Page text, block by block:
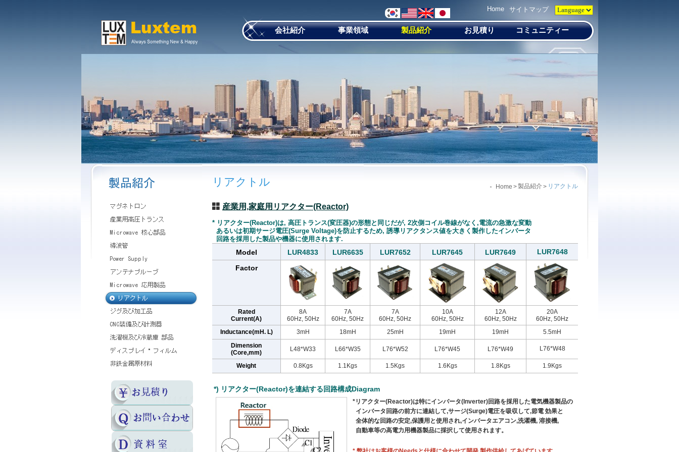
Home サイトマップ
会社紹介 事業領域 製品紹介 お見積り コミュニティー
Home >製品紹介> リアクトル
リアクトル
産業用,家庭用リアクター(Reactor)
* リアクター(Reactor)は, 高圧トランス(変圧器)の形態と同じだが, 2次側コイル巻線がなく,電流の急激な変動
あるいは初期サージ電圧(Surge Voltage)を防止するため, 誘導リアクタンス値を大きく製作したインバータ
回路を採用した製品や機器に使用されます.
Model LUR4833 LUR6635 LUR7652 LUR7645 LUR7649
LUR7648
Factor
Rated
Current(A)
8A
60Hz, 50Hz
7A
60Hz, 50Hz
7A
60Hz, 50Hz
10A
60Hz, 50Hz
12A
60Hz, 50Hz
20A
60Hz, 50Hz
Inductance(mH. L)
3mH 18mH 25mH 19mH 19mH
5.5mH
Dimension
(Core,mm)
L48*W33 L66*W35 L76*W52 L76*W45 L76*W49 L76*W48
Weight 0.8Kgs 1.1Kgs 1.5Kgs 1.6Kgs 1.8Kgs 1.9Kgs
*) リアクター(Reactor)を連結する回路構成Diagram
*リアクター(Reactor)は特にインバータ(Inverter)回路を採用した電気機器製品の
インバータ回路の前方に連結して,サージ(Surge)電圧を吸収して,節電 効果と
全体的な回路の安定,保護用と使用され,インバータエアコン,洗濯機, 溶接機,
自動車等の高電力用機器製品に採択して使用されます。